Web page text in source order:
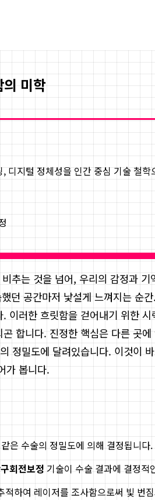
미학
디지털 정체성을 인간 중심 기술 철
는 것을 넘어, 우리의 감정과
던 공간마저 낯설게 느껴지는 순
러한 흐릿함을 걷어내기 위한
합니다. 진정한 핵심은 다른 곳
정밀도에 달려있습니다. 이것이
가 봅니다.
은 수술의 정밀도에 의해 결정됩니다.
회전보정 기술이 수술 결과에 결정적
하여 레이저를 조사함으로써 빛 번